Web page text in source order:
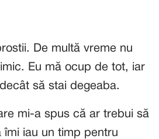
De multă vreme nu
Eu mă ocup de tot, iar
să stai degeaba.
mi-a spus că ar trebui să
îmi iau un timp pentru